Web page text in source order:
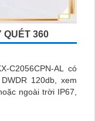
QUÉT 360
C2056CPN-AL có
120db, xem
ngoài trời IP67,